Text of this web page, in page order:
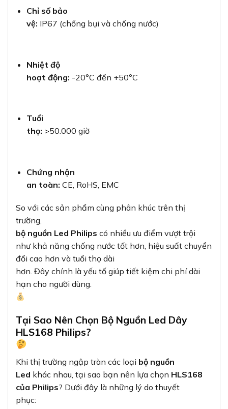
Chỉ số bảo
vệ: IP67 (chống bụi và chống nước)
Nhiệt độ
hoạt động: -20°C đến +50°C
Tuổi
thọ: >50.000 giờ
Chứng nhận
an toàn: CE, RoHS, EMC
So với các sản phẩm cùng phân khúc trên thị
trường,
bộ nguồn Led Philips có nhiều ưu điểm vượt trội
như khả năng chống nước tốt hơn, hiệu suất chuyển
đổi cao hơn và tuổi thọ dài
hơn. Đây chính là yếu tố giúp tiết kiệm chi phí dài
hạn cho người dùng.
Tại Sao Nên Chọn Bộ Nguồn Led Dây
HLS168 Philips?
Khi thị trường ngập tràn các loại bộ nguồn
Led khác nhau, tại sao bạn nên lựa chọn HLS168
của Philips? Dưới đây là những lý do thuyết
phục: